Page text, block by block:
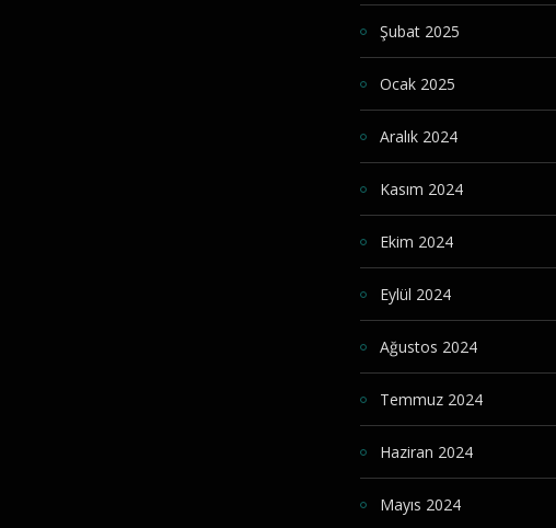
Şubat 2025
Ocak 2025
Aralık 2024
Kasım 2024
Ekim 2024
Eylül 2024
Ağustos 2024
Temmuz 2024
Haziran 2024
Mayıs 2024